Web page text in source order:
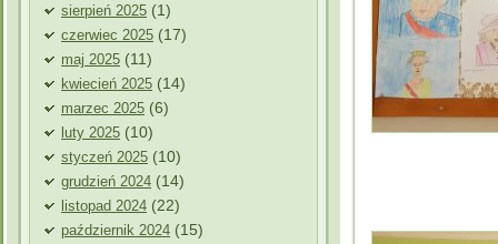
sierpień 2025 (1)
czerwiec 2025 (17)
maj 2025 (11)
kwiecień 2025 (14)
marzec 2025 (6)
luty 2025 (10)
styczeń 2025 (10)
grudzień 2024 (14)
listopad 2024 (22)
październik 2024 (15)